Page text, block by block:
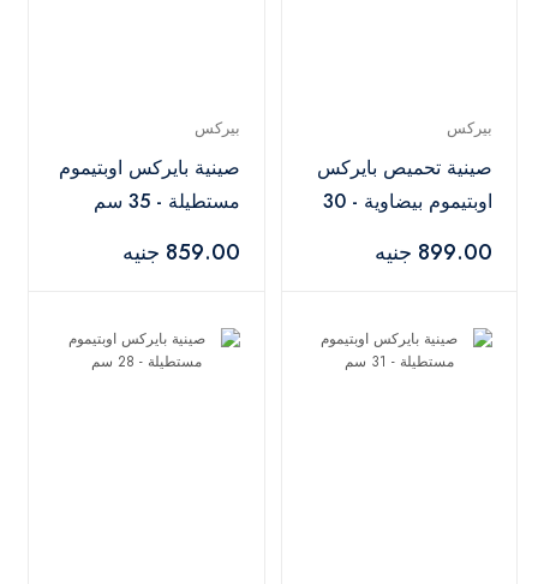
بيركس
صينية تحميص بايركس
اوبتيموم بيضاوية - 30
899.00 جنيه
بيركس
صينية بايركس اوبتيموم
مستطيلة - 35 سم
859.00 جنيه